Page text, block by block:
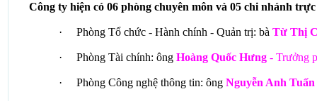
Công ty hiện có 06 phòng chuyên môn và 05 chi nhánh
· Phòng Tổ chức - Hành chính - Quản trị: bà Từ Thị
· Phòng Tài chính: ông Hoàng Quốc Hưng- Trưởng
· Phòng Công nghệ thông tin: ông Nguyễn Anh Tuấn